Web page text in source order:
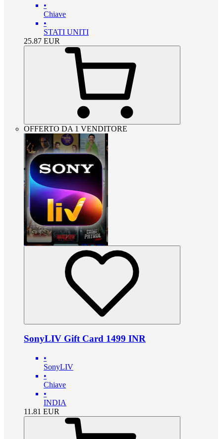
•
Chiave
•
STATI UNITI
25.87 EUR
OFFERTO DA 1 VENDITORE
SonyLIV Gift Card 1499 INR
•
SonyLIV
•
Chiave
•
INDIA
11.81 EUR